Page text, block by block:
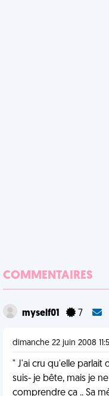
COMMENTAIRES
myself01 7
dimanche 22 juin 2008
" J'ai cru qu'elle parlait
suis- je bête, mais je
comprendre ça .. Sa